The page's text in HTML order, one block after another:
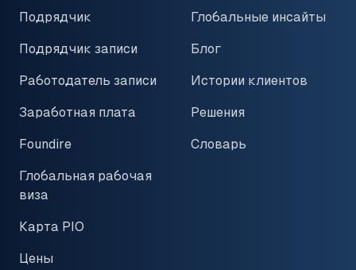
Подрядчик
Подрядчик записи
Работодатель записи
Заработная плата
Foundire
Глобальная рабочая
виза
Карта PIO
Цены
Глобальные инсайты
Блог
Истории клиентов
Решения
Словарь